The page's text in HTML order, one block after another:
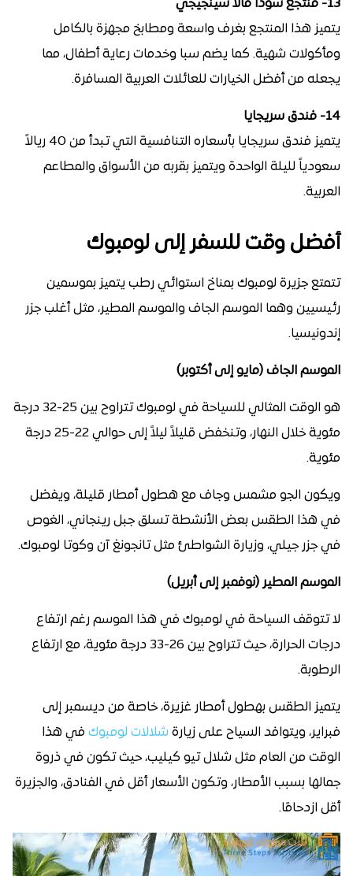
13- منتجع سودا مالا سينجيجي
يتميز هذا المنتجع بغرف واسعة ومطابخ مجهزة بالكامل
ومأكولات شهية. كما يضم سبا وخدمات رعاية أطفال، مما
يجعله من أفضل الخيارات للعائلات العربية المسافرة.
14- فندق سريجايا
يتميز فندق سريجايا بأسعاره التنافسية التي تبدأ من 40 ريالاً
سعودياً لليلة الواحدة ويتميز بقربه من الأسواق والمطاعم
العربية.
أفضل وقت للسفر إلى لومبوك
تتمتع جزيرة لومبوك بمناخ استوائي رطب يتميز بموسمين
رئيسيين وهما الموسم الجاف والموسم المطير، مثل أغلب جزر
إندونيسيا.
الموسم الجاف (مايو إلى أكتوبر)
هو الوقت المثالي للسياحة في لومبوك تتراوح بين 25-32 درجة
مئوية خلال النهار، وتنخفض قليلاً ليلاً إلى حوالي 22-25 درجة
مئوية.
ويكون الجو مشمس وجاف مع هطول أمطار قليلة، ويفضل
في هذا الطقس بعض الأنشطة تسلق جبل رينجاني، الغوص
في جزر جيلي، وزيارة الشواطئ مثل تانجونغ آن وكوتا لومبوك.
الموسم المطير (نوفمبر إلى أبريل)
لا تتوقف السياحة في لومبوك في هذا الموسم رغم ارتفاع
درجات الحرارة، حيث تتراوح بين 26-33 درجة مئوية، مع ارتفاع
الرطوبة.
يتميز الطقس بهطول أمطار غزيرة، خاصة من ديسمبر إلى
فبراير، ويتوافد السياح على زيارة شلالات لومبوك في هذا
الوقت من العام مثل شلال تيو كيليب، حيث تكون في ذروة
جمالها بسبب الأمطار، وتكون الأسعار أقل في الفنادق، والجزيرة
أقل ازدحامًا.